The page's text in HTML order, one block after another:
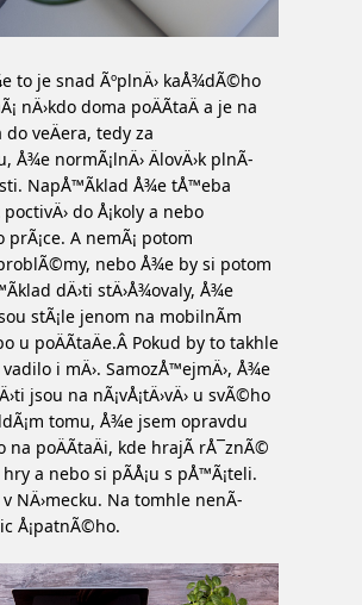
to je snad ÃºplnÄ› kaÅ¾dÃ©ho
nÄ›kdo doma poÄÃ­taÄ a je na
do veÄera, tedy za
Å¾e normÃ¡lnÄ› ÄlovÄ›k plnÃ­
NapÅ™Ã­klad Å¾e tÅ™eba
do Å¡koly a nebo
prÃ¡ce. A nemÃ¡ potom
nebo Å¾e by si potom
dÄ›ti stÄ›Å¾ovaly, Å¾e
stÃ¡le jenom na mobilnÃ­m
u poÄÃ­taÄe.Â Pokud by to takhle
i mÄ›. SamozÅ™ejmÄ›, Å¾e
jsou na nÃ¡vÅ¡tÄ›vÄ› u svÃ©ho
tomu, Å¾e jsem opravdu
na poÄÃ­taÄi, kde hrajÃ­ rÅ¯znÃ©
a nebo si pÃ­Å¡u s pÅ™Ã¡teli.
NÄ›mecku. Na tomhle nenÃ­
Å¡patnÃ©ho.